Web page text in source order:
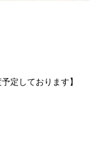
定しております】